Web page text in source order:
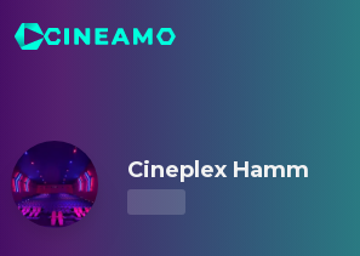
Cineplex Hamm